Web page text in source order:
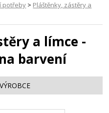
potřeby > Pláštěnky, zástěry a
a límce -
barvení